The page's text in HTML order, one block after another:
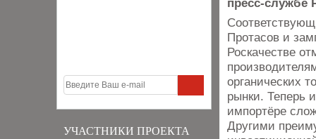
УЧАСТНИКИ ПРОЕКТА
пресс-службе
Протасов и
Роскачестве
органических
рынки. Теперь
импортёре
Другими